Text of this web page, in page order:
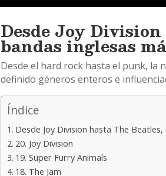
Desde Joy
bandas inglesas
Desde el hard rock hasta el punk, la
definido géneros enteros e
Índice
Desde Joy Division hasta The
20. Joy Division
19. Super Furry Animals
18. The Jam